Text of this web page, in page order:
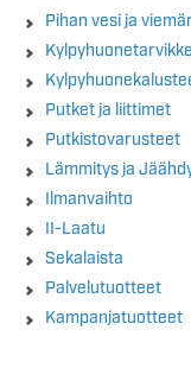
Pihan vesi ja
Putket ja liittimet
Putkistovarusteet
Lämmitys ja
Ilmanvaihto
II-Laatu
Sekalaista
Palvelutuotteet
Kampanjatuotteet